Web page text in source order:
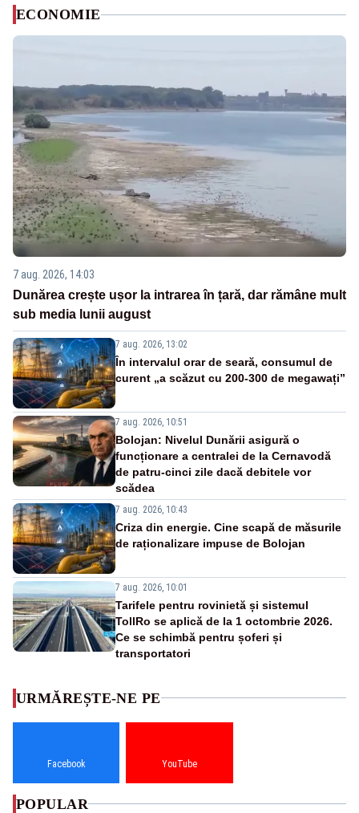
ECONOMIE
7 aug. 2026, 14:03
Dunărea crește ușor la intrarea în țară, dar rămâne mult
sub media lunii august
7 aug. 2026, 13:02
În intervalul orar de seară, consumul de
curent „a scăzut cu 200-300 de megawați”
7 aug. 2026, 10:51
Bolojan: Nivelul Dunării asigură o
funcționare a centralei de la Cernavodă
de patru-cinci zile dacă debitele vor
scădea
7 aug. 2026, 10:43
Criza din energie. Cine scapă de măsurile
de raționalizare impuse de Bolojan
7 aug. 2026, 10:01
Tarifele pentru rovinietă și sistemul
TollRo se aplică de la 1 octombrie 2026.
Ce se schimbă pentru șoferi și
transportatori
URMĂREȘTE-NE PE
Facebook YouTube
POPULAR